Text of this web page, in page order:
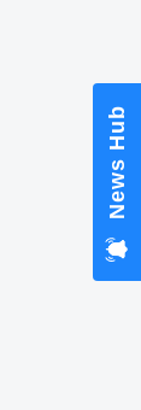
News Hub